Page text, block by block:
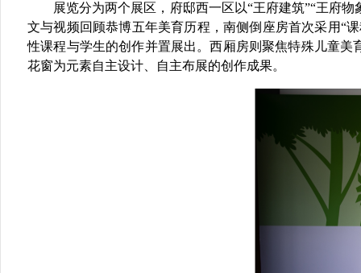
展览分为两个展区，府邸西一区 以“王府建筑”“王府物
文与视频回顾恭博五年美育历程 ，南侧倒座房首次采用“
性课程与学生的创作并置展出。西厢房则聚焦特殊儿童美
花窗为元素自主设计、自主布展的创作成果。